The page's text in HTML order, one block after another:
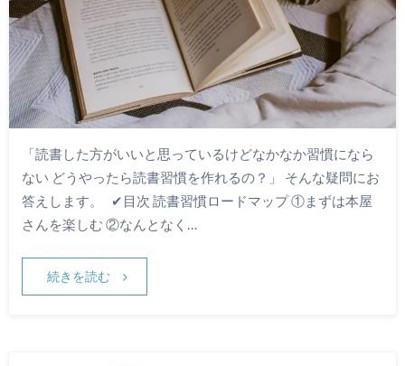
「読書した方がいいと思っているけどなかなか習慣になら
ない どうやったら読書習慣を作れるの？」 そんな疑問にお
答えします。 ✔︎目次 読書習慣ロードマップ ①まずは本屋
さんを楽しむ ②なんとなく…
続きを読む